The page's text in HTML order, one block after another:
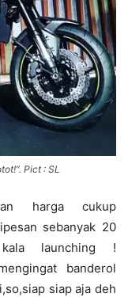
Pict : SL
harga cukup
sebanyak 20
launching !
banderol
siap aja deh